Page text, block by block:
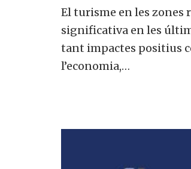
El turisme en les zones
significativa en les
tant impactes positius
l’economia,…